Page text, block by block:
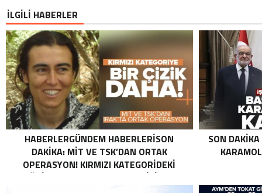
İLGİLİ HABERLER
HABERLERGÜNDEM HABERLERISON
DAKIKA: MİT VE TSK’DAN ORTAK
OPERASYON! KIRMIZI KATEGORIDEKI
TERÖRIST NAZLI TAŞPINAR ETKISIZ HALE
SON